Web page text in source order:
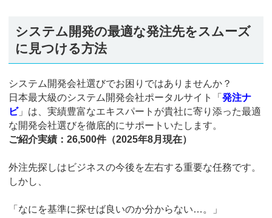
システム開発の最適な発注先をスムーズ
に見つける方法
システム開発会社選びでお困りではありませんか？
日本最大級のシステム開発会社ポータルサイト「 発注ナ
ビ」は、実績豊富なエキスパートが貴社に寄り添った最適
な開発会社選びを徹底的にサポートいたします。
ご紹介実績：26,500件（2025年8月現在）
外注先探しはビジネスの今後を左右する重要な任務です。
しかし、
「なにを基準に探せば良いのか分からない…。」